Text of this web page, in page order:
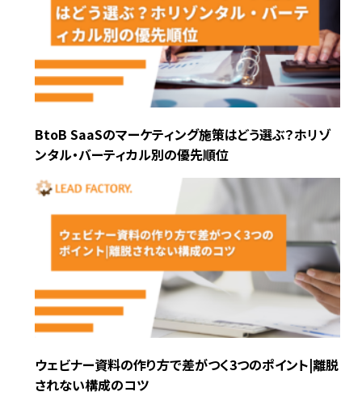
BtoB SaaSのマーケティング施策はどう選ぶ？ホリゾ
ンタル・バーティカル別の優先順位
ウェビナー資料の作り方で差がつく3つのポイント|離脱
されない構成のコツ